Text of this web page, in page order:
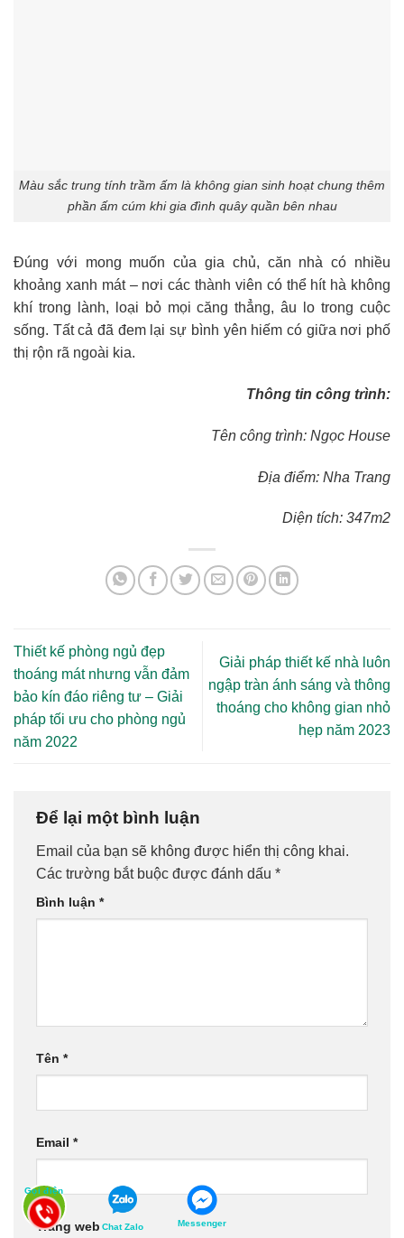
Màu sắc trung tính trầm ấm là không gian sinh hoạt chung thêm
phần ấm cúm khi gia đình quây quần bên nhau
Đúng với mong muốn của gia chủ, căn nhà có nhiều
khoảng xanh mát – nơi các thành viên có thể hít hà không
khí trong lành, loại bỏ mọi căng thẳng, âu lo trong cuộc
sống. Tất cả đã đem lại sự bình yên hiếm có giữa nơi phố
thị rộn rã ngoài kia.
Thông tin công trình:
Tên công trình: Ngọc House
Địa điểm: Nha Trang
Diện tích: 347m2
Thiết kế phòng ngủ đẹp
thoáng mát nhưng vẫn đảm
bảo kín đáo riêng tư – Giải
pháp tối ưu cho phòng ngủ
năm 2022
Giải pháp thiết kế nhà luôn
ngập tràn ánh sáng và thông
thoáng cho không gian nhỏ
hẹp năm 2023
Để lại một bình luận
Email của bạn sẽ không được hiển thị công khai.
Các trường bắt buộc được đánh dấu *
Bình luận *
Tên *
Email *
Trang web
Gọi điện
Chat Zalo Messenger